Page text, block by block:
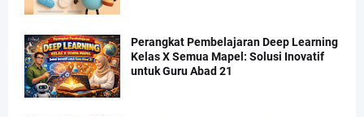
Perangkat Pembelajaran Deep Learning
Kelas X Semua Mapel: Solusi Inovatif
untuk Guru Abad 21